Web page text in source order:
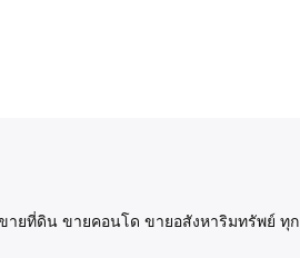
ยที่ดิน ขายคอนโด ขายอสังหาริมทรัพย์ ทุก